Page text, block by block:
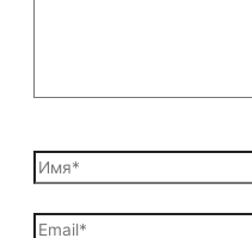
Имя*
Email*